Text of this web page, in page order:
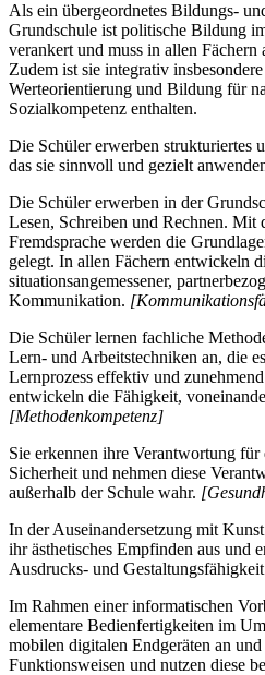
Als ein übergeordnetes Bildungs-
Grundschule ist politische Bildung
verankert und muss in allen Fächern
Zudem ist sie integrativ
Werteorientierung und Bildung für
Sozialkompetenz enthalten.
Die Schüler erwerben strukturiertes
das sie sinnvoll und gezielt
Die Schüler erwerben in der
Lesen, Schreiben und Rechnen. Mit
Fremdsprache werden die
gelegt. In allen Fächern entwickeln
situationsangemessener,
Kommunikation.
Die Schüler lernen fachliche
Lern- und Arbeitstechniken an, die
Lernprozess effektiv und
entwickeln die Fähigkeit,
[Methodenkompetenz]
Sie erkennen ihre Verantwortung
Sicherheit und nehmen diese
außerhalb der Schule wahr.
In der Auseinandersetzung mit
ihr ästhetisches Empfinden aus und
Ausdrucks- und
Im Rahmen einer informatischen
elementare Bedienfertigkeiten im
mobilen digitalen Endgeräten an
Funktionsweisen und nutzen diese